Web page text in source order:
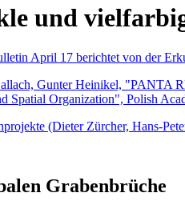
und
April 17 berichtet von der
Gunter Heinikel, "PANTA
Spatial Organization", Polish
(Dieter Zürcher, Hans-
Grabenbrüche